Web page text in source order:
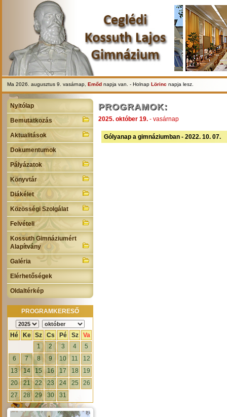
Ma 2026. augusztus 9. vasárnap, Emőd napja van. - Holnap Lörinc napja lesz.
Nyitólap
Bemutatkozás
Aktualitások
Dokumentumok
Pályázatok
Könyvtár
Diákélet
Közösségi Szolgálat
Felvételi
Kossuth Gimnáziumért
Alapítvány
Galéria
Elérhetőségek
Oldaltérkép
PROGRAMKERESŐ
Hé Ke Sz Cs Pé Sz
Va
1
2 3 4
5
6
7 8 9 10 11
12
13
14 15 16 17 18
19
20
21 22 23 24 25
26
27
28 29 30 31
PROGRAMOK:
2025. október 19. - vasárnap
Gólyanap a gimnáziumban - 2022. 10. 07.